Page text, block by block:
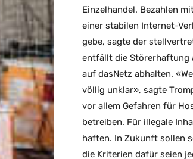
Einzelhandel. Bezahlen
einer stabilen Internet-
gebe, sagte der
entfällt die Störerhaftung
auf dasNetz abhalten.
völlig unklar», sagte
vor allem Gefahren für
betreiben. Für illegale
haften. In Zukunft sollen
die Kriterien dafür seien